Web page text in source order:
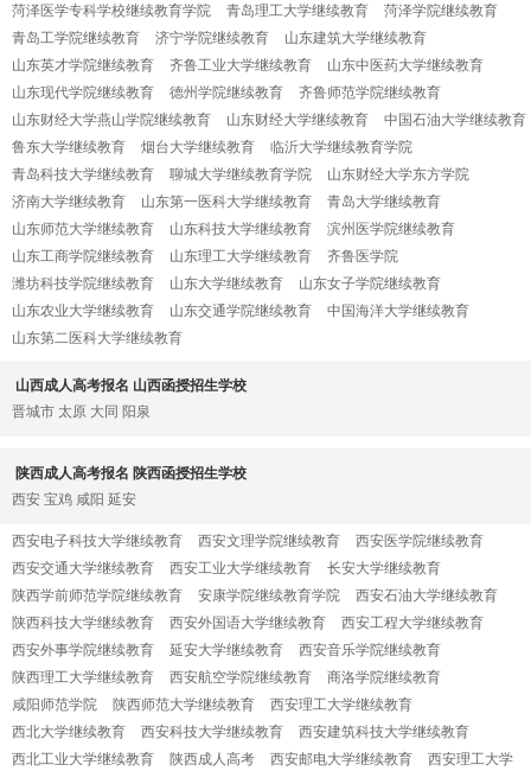
菏泽医学专科学校继续教育学院
青岛理工大学继续教育
菏泽学院继续教育
青岛工学院继续教育
济宁学院继续教育
山东建筑大学继续教育
山东英才学院继续教育
齐鲁工业大学继续教育
山东中医药大学继续教育
山东现代学院继续教育
德州学院继续教育
齐鲁师范学院继续教育
山东财经大学燕山学院继续教育
山东财经大学继续教育
中国石油大学继续教育
鲁东大学继续教育
烟台大学继续教育
临沂大学继续教育学院
青岛科技大学继续教育
聊城大学继续教育学院
山东财经大学东方学院
济南大学继续教育
山东第一医科大学继续教育
青岛大学继续教育
山东师范大学继续教育
山东科技大学继续教育
滨州医学院继续教育
山东工商学院继续教育
山东理工大学继续教育
齐鲁医学院
潍坊科技学院继续教育
山东大学继续教育
山东女子学院继续教育
山东农业大学继续教育
山东交通学院继续教育
中国海洋大学继续教育
山东第二医科大学继续教育
山西成人高考报名 山西函授招生学校
晋城市 太原 大同 阳泉
陕西成人高考报名 陕西函授招生学校
西安 宝鸡 咸阳 延安
西安电子科技大学继续教育 西安文理学院继续教育
西安医学院继续教育
西安交通大学继续教育
西安工业大学继续教育
长安大学继续教育
陕西学前师范学院继续教育
安康学院继续教育学院
西安石油大学继续教育
陕西科技大学继续教育
西安外国语大学继续教育
西安工程大学继续教育
西安外事学院继续教育
延安大学继续教育
西安音乐学院继续教育
陕西理工大学继续教育
西安航空学院继续教育
商洛学院继续教育
咸阳师范学院
陕西师范大学继续教育
西安理工大学继续教育
西北大学继续教育
西安科技大学继续教育
西安建筑科技大学继续教育
西北工业大学继续教育
陕西成人高考 西安邮电大学继续教育 西安理工大学